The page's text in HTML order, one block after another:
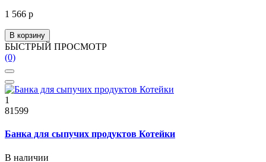
1 566 р
В корзину
БЫСТРЫЙ ПРОСМОТР
(0)
1
81599
Банка для сыпучих продуктов Котейки
В наличии